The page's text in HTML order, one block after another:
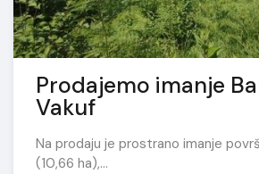
Prodajemo imanje
Vakuf
Na prodaju je prostrano imanje
(10,66 ha),…